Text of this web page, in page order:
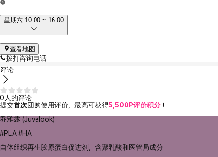
星期六 10:00 ~ 16:00
查看地图
拨打咨询电话
评论
0人的评论
提交首次团购使用评价，最高可获得5,500P评价积分 ！
乔雅露 (Juvelook)
#PLA #HA
自体组织再生胶原蛋白促进剂，含聚乳酸和医管局成分